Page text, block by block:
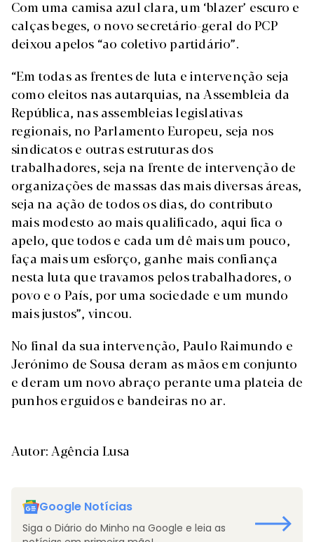
Com uma camisa azul clara, um ‘blazer’ escuro e
calças beges, o novo secretário-geral do PCP
deixou apelos “ao coletivo partidário”.
“Em todas as frentes de luta e intervenção seja
como eleitos nas autarquias, na Assembleia da
República, nas assembleias legislativas
regionais, no Parlamento Europeu, seja nos
sindicatos e outras estruturas dos
trabalhadores, seja na frente de intervenção de
organizações de massas das mais diversas áreas,
seja na ação de todos os dias, do contributo
mais modesto ao mais qualificado, aqui fica o
apelo, que todos e cada um dê mais um pouco,
faça mais um esforço, ganhe mais confiança
nesta luta que travamos pelos trabalhadores, o
povo e o País, por uma sociedade e um mundo
mais justos”, vincou.
No final da sua intervenção, Paulo Raimundo e
Jerónimo de Sousa deram as mãos em conjunto
e deram um novo abraço perante uma plateia de
punhos erguidos e bandeiras no ar.
Autor: Agência Lusa
Google Notícias
Siga o Diário do Minho na Google e leia as